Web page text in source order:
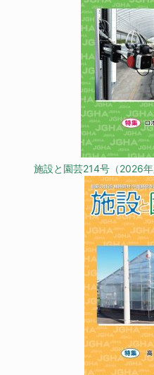
施設と園芸214号（2026